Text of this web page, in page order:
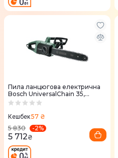
Пила ланцюгова електрична
Bosch UniversalChain 35,
1800Вт, 35см (0.600.8B8.303)
Кешбек57 ₴
5 830
-2%
5 712₴